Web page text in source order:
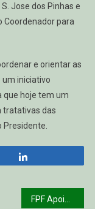
Jose dos Pinhas e
Coordenador para
e orientar as
um iniciativo
que hoje tem um
tratativas das
Presidente.